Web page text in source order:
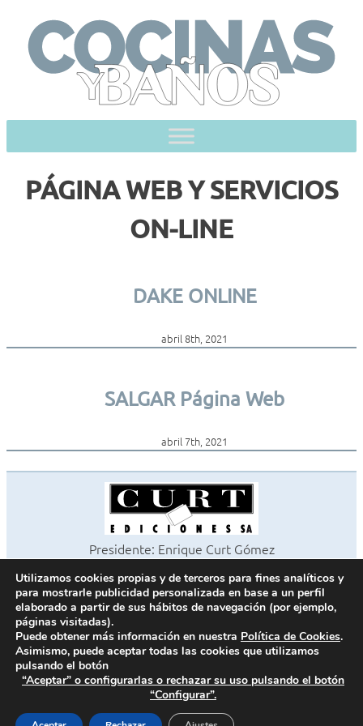
content
PÁGINA WEB Y SERVICIOS
ON-LINE
DAKE ONLINE
abril 8th, 2021
SALGAR Página Web
abril 7th, 2021
Presidente: Enrique Curt Gómez
©2026 Revista Cocinas y Baños
Todos los derechos reservados
Paseo de Gracia, 63. 1º 2ª. 08008 Barcelona -
Fax 933 183 505
Política de cookies
Política de privacidad
Utilizamos cookies propias y de terceros para fines analíticos y
para mostrarle publicidad personalizada en base a un perfil
elaborado a partir de sus hábitos de navegación (por ejemplo,
páginas visitadas).
Puede obtener más información en nuestra Política de Cookies.
Asimismo, puede aceptar todas las cookies que utilizamos
pulsando el botón
“Aceptar” o configurarlas o rechazar su uso pulsando el botón
“Configurar”.